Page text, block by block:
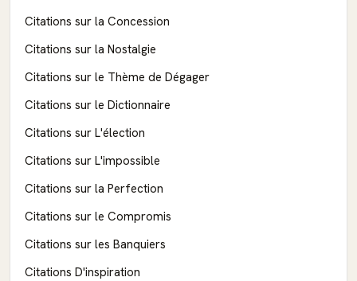
Citations sur la Concession
Citations sur la Nostalgie
Citations sur le Thème de Dégager
Citations sur le Dictionnaire
Citations sur L'élection
Citations sur L'impossible
Citations sur la Perfection
Citations sur le Compromis
Citations sur les Banquiers
Citations D'inspiration